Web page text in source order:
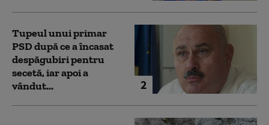
2
Tupeul unui primar
PSD după ce a încasat
despăgubiri pentru
secetă, iar apoi a
vândut...